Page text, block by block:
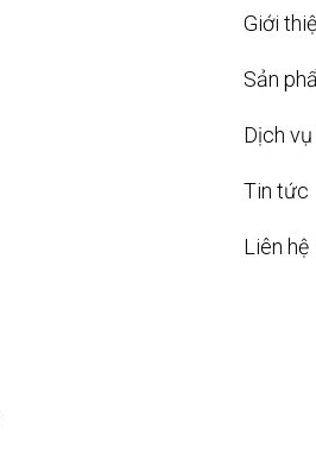
Giới
Sản
Dịch vụ
Tin tức
Liên hệ